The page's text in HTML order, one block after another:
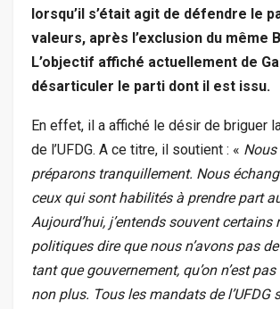
lorsqu’il s’était agit de défendre le
valeurs, après l’exclusion du même
L’objectif affiché actuellement de
désarticuler le parti dont il est issu.
En effet, il a affiché le désir de briguer
de l’UFDG. A ce titre, il soutient : «
préparons tranquillement. Nous
ceux qui sont habilités à prendre part
Aujourd’hui, j’entends souvent certains
politiques dire que nous n’avons pas
tant que gouvernement, qu’on n’est
non plus. Tous les mandats de l’UFDG